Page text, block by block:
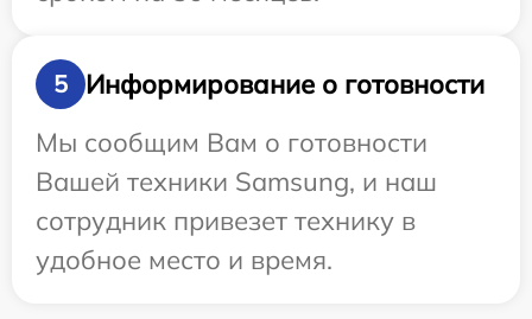
5
Информирование о готовности
Мы сообщим Вам о готовности
Вашей техники Samsung, и наш
сотрудник привезет технику в
удобное место и время.